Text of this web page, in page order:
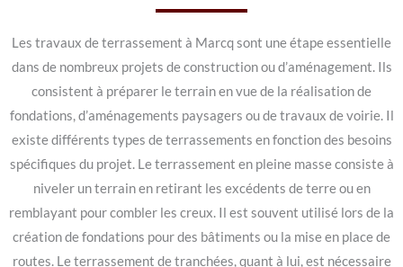
Les travaux de terrassement à Marcq sont une étape essentielle
dans de nombreux projets de construction ou d’aménagement. Ils
consistent à préparer le terrain en vue de la réalisation de
fondations, d’aménagements paysagers ou de travaux de voirie. Il
existe différents types de terrassements en fonction des besoins
spécifiques du projet. Le terrassement en pleine masse consiste à
niveler un terrain en retirant les excédents de terre ou en
remblayant pour combler les creux. Il est souvent utilisé lors de la
création de fondations pour des bâtiments ou la mise en place de
routes. Le terrassement de tranchées, quant à lui, est nécessaire